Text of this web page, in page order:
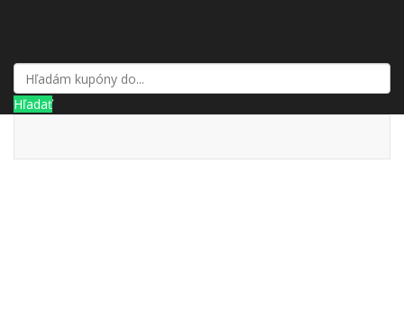
Hľadať